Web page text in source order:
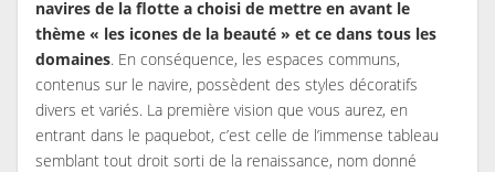
navires de la flotte a choisi de mettre en avant le
thème « les icones de la beauté » et ce dans tous les
domaines. En conséquence, les espaces communs,
contenus sur le navire, possèdent des styles décoratifs
divers et variés. La première vision que vous aurez, en
entrant dans le paquebot, c’est celle de l’immense tableau
semblant tout droit sorti de la renaissance, nom donné